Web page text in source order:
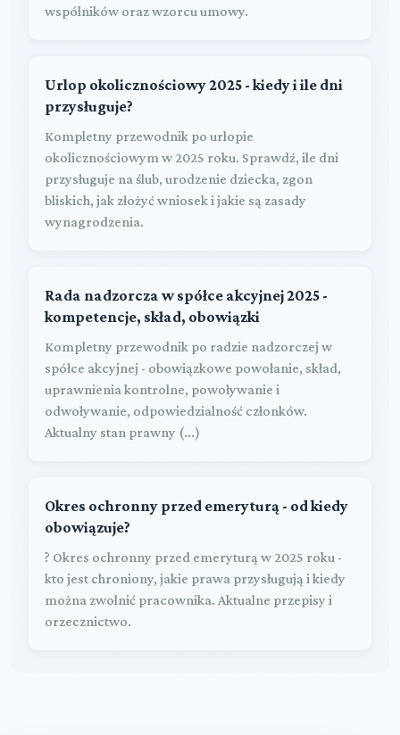
wspólników oraz wzorcu umowy.
Urlop okolicznościowy 2025 - kiedy i ile dni
przysługuje?
Kompletny przewodnik po urlopie
okolicznościowym w 2025 roku. Sprawdź, ile dni
przysługuje na ślub, urodzenie dziecka, zgon
bliskich, jak złożyć wniosek i jakie są zasady
wynagrodzenia.
Rada nadzorcza w spółce akcyjnej 2025 -
kompetencje, skład, obowiązki
Kompletny przewodnik po radzie nadzorczej w
spółce akcyjnej - obowiązkowe powołanie, skład,
uprawnienia kontrolne, powoływanie i
odwoływanie, odpowiedzialność członków.
Aktualny stan prawny (...)
Okres ochronny przed emeryturą - od kiedy
obowiązuje?
? Okres ochronny przed emeryturą w 2025 roku -
kto jest chroniony, jakie prawa przysługują i kiedy
można zwolnić pracownika. Aktualne przepisy i
orzecznictwo.